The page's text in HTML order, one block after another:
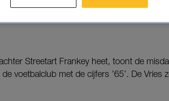
Johan Cruijff Arena.
Streetart Frankey heet, toont de
voetbalclub met de cijfers ’65’. De Vries